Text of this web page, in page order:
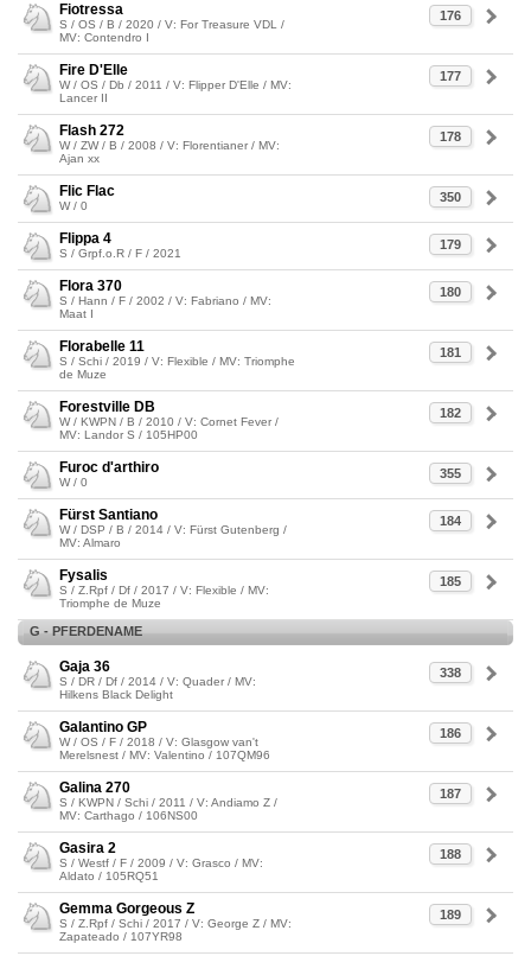
176
Fiotressa
S / OS / B / 2020 / V: For Treasure VDL /
MV: Contendro I
177
Fire D'Elle
W / OS / Db / 2011 / V: Flipper D'Elle / MV:
Lancer II
178
Flash 272
W / ZW / B / 2008 / V: Florentianer / MV:
Ajan xx
350
Flic Flac
W / 0
179
Flippa 4
S / Grpf.o.R / F / 2021
180
Flora 370
S / Hann / F / 2002 / V: Fabriano / MV:
Maat I
181
Florabelle 11
S / Schi / 2019 / V: Flexible / MV: Triomphe
de Muze
182
Forestville DB
W / KWPN / B / 2010 / V: Cornet Fever /
MV: Landor S / 105HP00
355
Furoc d'arthiro
W / 0
184
Fürst Santiano
W / DSP / B / 2014 / V: Fürst Gutenberg /
MV: Almaro
185
Fysalis
S / Z.Rpf / Df / 2017 / V: Flexible / MV:
Triomphe de Muze
G - PFERDENAME
338
Gaja 36
S / DR / Df / 2014 / V: Quader / MV:
Hilkens Black Delight
186
Galantino GP
W / OS / F / 2018 / V: Glasgow van't
Merelsnest / MV: Valentino / 107QM96
187
Galina 270
S / KWPN / Schi / 2011 / V: Andiamo Z /
MV: Carthago / 106NS00
188
Gasira 2
S / Westf / F / 2009 / V: Grasco / MV:
Aldato / 105RQ51
189
Gemma Gorgeous Z
S / Z.Rpf / Schi / 2017 / V: George Z / MV:
Zapateado / 107YR98